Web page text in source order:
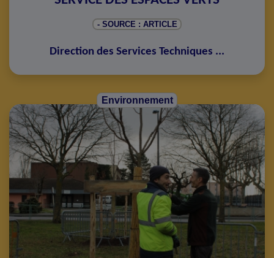
- SOURCE : ARTICLE
Direction des Services Techniques ...
Environnement